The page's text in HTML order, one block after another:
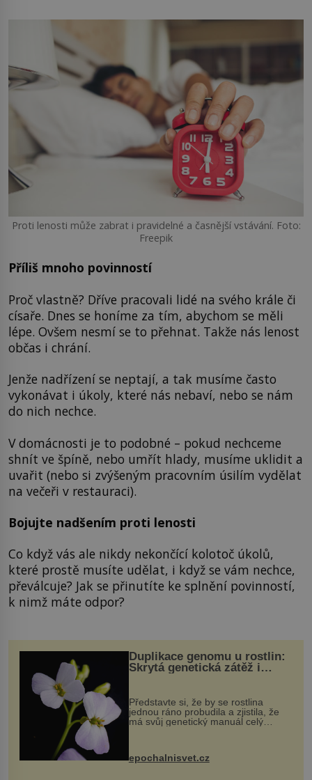
Proti lenosti může zabrat i pravidelné a časnější vstávání. Foto:
Freepik
Příliš mnoho povinností
Proč vlastně? Dříve pracovali lidé na svého krále či
císaře. Dnes se honíme za tím, abychom se měli
lépe. Ovšem nesmí se to přehnat. Takže nás lenost
občas i chrání.
Jenže nadřízení se neptají, a tak musíme často
vykonávat i úkoly, které nás nebaví, nebo se nám
do nich nechce.
V domácnosti je to podobné – pokud nechceme
shnít ve špíně, nebo umřít hlady, musíme uklidit a
uvařit (nebo si zvýšeným pracovním úsilím vydělat
na večeři v restauraci).
Bojujte nadšením proti lenosti
Co když vás ale nikdy nekončící kolotoč úkolů,
které prostě musíte udělat, i když se vám nechce,
převálcuje? Jak se přinutíte ke splnění povinností,
k nimž máte odpor?
Duplikace genomu u rostlin:
Skrytá genetická zátěž i
Představte si, že by se rostlina
jednou ráno probudila a zjistila, že
má svůj genetický manuál celý
vstupenka...
epochalnisvet.cz